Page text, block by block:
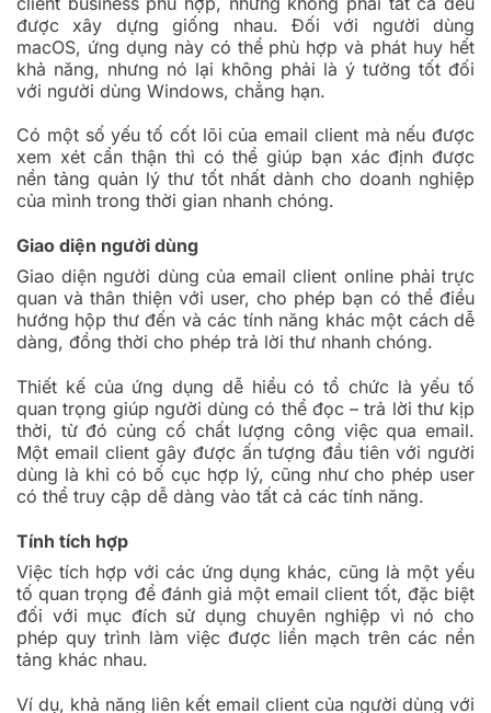
được xây dựng giống nhau. Đối với người dùng
macOS, ứng dụng này có thể phù hợp và phát huy hết
khả năng, nhưng nó lại không phải là ý tưởng tốt đối
với người dùng Windows, chẳng hạn.
Có một số yếu tố cốt lõi của email client mà nếu được
xem xét cẩn thận thì có thể giúp bạn xác định được
nền tảng quản lý thư tốt nhất dành cho doanh nghiệp
của mình trong thời gian nhanh chóng.
Giao diện người dùng
Giao diện người dùng của email client online phải trực
quan và thân thiện với user, cho phép bạn có thể điều
hướng hộp thư đến và các tính năng khác một cách dễ
dàng, đồng thời cho phép trả lời thư nhanh chóng.
Thiết kế của ứng dụng dễ hiểu có tổ chức là yếu tố
quan trọng giúp người dùng có thể đọc – trả lời thư kịp
thời, từ đó củng cố chất lượng công việc qua email.
Một email client gây được ấn tượng đầu tiên với người
dùng là khi có bố cục hợp lý, cũng như cho phép user
có thể truy cập dễ dàng vào tất cả các tính năng.
Tính tích hợp
Việc tích hợp với các ứng dụng khác, cũng là một yếu
tố quan trọng để đánh giá một email client tốt, đặc biệt
đối với mục đích sử dụng chuyên nghiệp vì nó cho
phép quy trình làm việc được liền mạch trên các nền
tảng khác nhau.
Ví dụ, khả năng liên kết email client của người dùng với